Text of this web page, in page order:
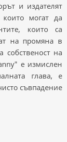
и издателят
могат да
които са
на промяна в
собственост на
е измислен
глава, е
съвпадение